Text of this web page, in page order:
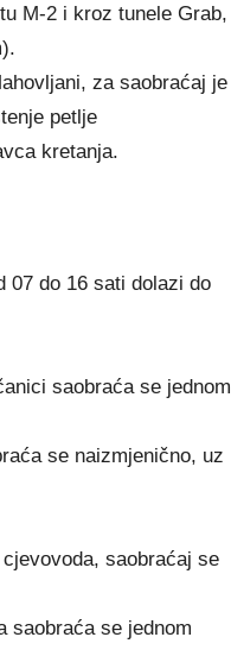
M-2 i kroz tunele Grab,
za saobraćaj je
petlje
kretanja.
07 do 16 sati dolazi do
saobraća se jednom
se naizmjenično, uz
saobraćaj se
saobraća se jednom